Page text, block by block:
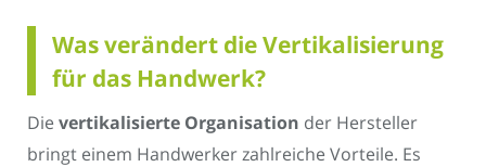
Was verändert die Vertikalisierung
für das Handwerk?
Die vertikalisierte Organisation der Hersteller
bringt einem Handwerker zahlreiche Vorteile. Es